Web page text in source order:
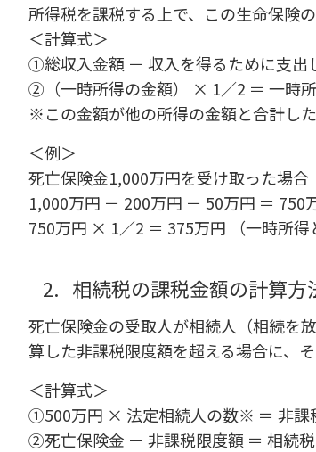
所得税を課税する上で、この生命保険
＜計算式＞
①総収入金額 － 収入を得るために支出
②（一時所得の金額） × 1／2 ＝ 一時
※この金額が他の所得の金額と合計し
＜例＞
死亡保険金1,000万円を受け取った場合
1,000万円 － 200万円 － 50万円 ＝ 750
750万円 × 1／2 ＝ 375万円 （一時所得
2. 相続税の課税金額の計算方
死亡保険金の受取人が相続人（相続を
算した非課税限度額を超える場合に、
＜計算式＞
①500万円 × 法定相続人の数※ ＝ 非課
②死亡保険金 － 非課税限度額 ＝ 相続